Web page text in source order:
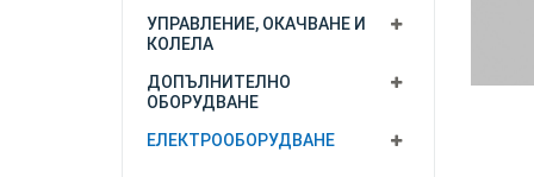
УПРАВЛЕНИЕ, ОКАЧВАНЕ И
КОЛЕЛА
ДОПЪЛНИТЕЛНО
ОБОРУДВАНЕ
ЕЛЕКТРООБОРУДВАНЕ